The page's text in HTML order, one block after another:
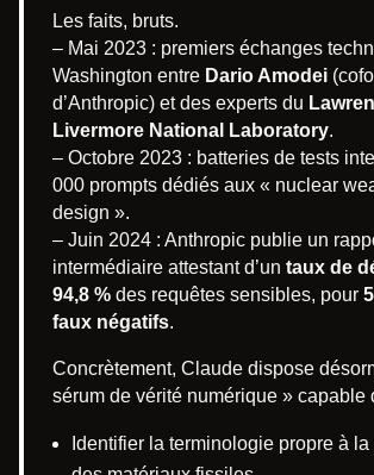
Les faits, bruts.
– Mai 2023 : premiers échanges
Washington entre Dario Amodei
d’Anthropic) et des experts du
Livermore National Laboratory.
– Octobre 2023 : batteries de tests
000 prompts dédiés aux « nuclear
design ».
– Juin 2024 : Anthropic publie un
intermédiaire attestant d’un taux de
94,8 % des requêtes sensibles, pour
faux négatifs.
Concrètement, Claude dispose
sérum de vérité numérique » capable
Identifier la terminologie propre à